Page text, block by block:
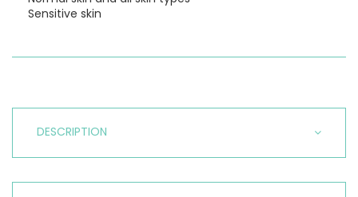
Sensitive skin
DESCRIPTION